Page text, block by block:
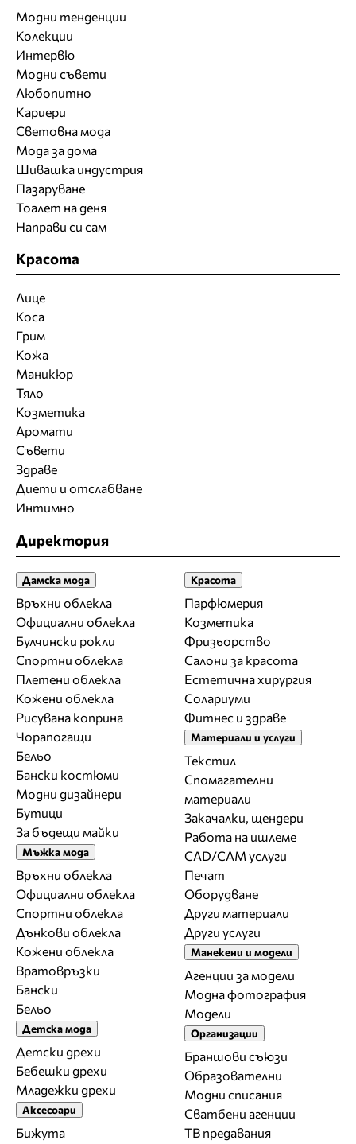
Модни тенденции
Колекции
Интервю
Модни съвети
Любопитно
Кариери
Световна мода
Мода за дома
Шивашка индустрия
Пазаруване
Тоалет на деня
Направи си сам
Красота
Лице
Коса
Грим
Кожа
Маникюр
Тяло
Козметика
Аромати
Съвети
Здраве
Диети и отслабване
Интимно
Директория
Дамска мода
Връхни облекла
Официални облекла
Булчински рокли
Спортни облекла
Плетени облекла
Кожени облекла
Рисувана коприна
Чорапогащи
Бельо
Бански костюми
Модни дизайнери
Бутици
За бъдещи майки
Мъжка мода
Връхни облекла
Официални облекла
Спортни облекла
Дънкови облекла
Кожени облекла
Вратовръзки
Бански
Бельо
Детска мода
Детски дрехи
Бебешки дрехи
Младежки дрехи
Аксесоари
Бижута
Красота
Парфюмерия
Козметика
Фризьорство
Салони за красота
Естетична хирургия
Солариуми
Фитнес и здраве
Материали и услуги
Текстил
Спомагателни
материали
Закачалки, щендери
Работа на ишлеме
CAD/CAM услуги
Печат
Оборудване
Други материали
Други услуги
Манекени и модели
Агенции за модели
Модна фотография
Модели
Организации
Браншови съюзи
Образователни
Модни списания
Сватбени агенции
ТВ предавания